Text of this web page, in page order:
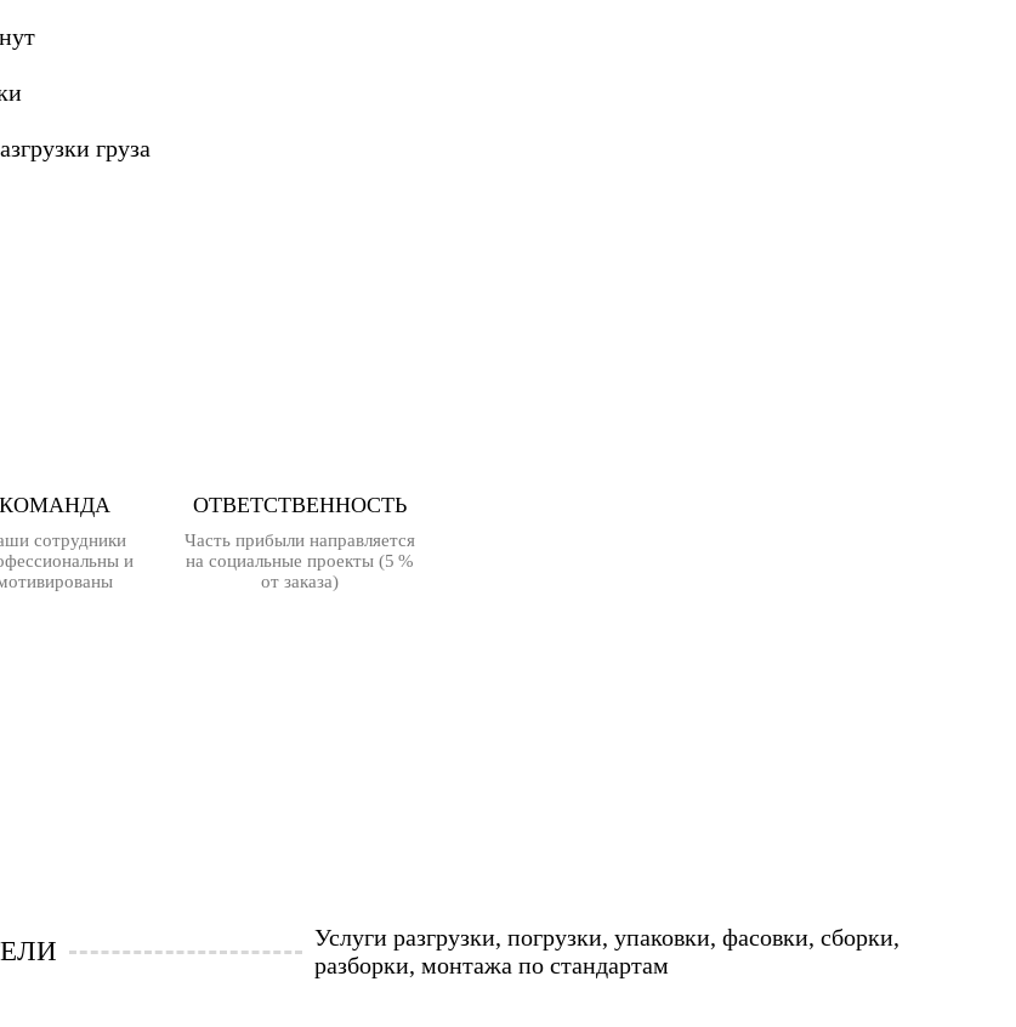
груза
КОМАНДА
сотрудники
и
ОТВЕТСТВЕННОСТЬ
Часть прибыли направляется
на социальные проекты (5 %
от заказа)
Услуги разгрузки, погрузки, упаковки, фасовки, сборки,
разборки, монтажа по стандартам